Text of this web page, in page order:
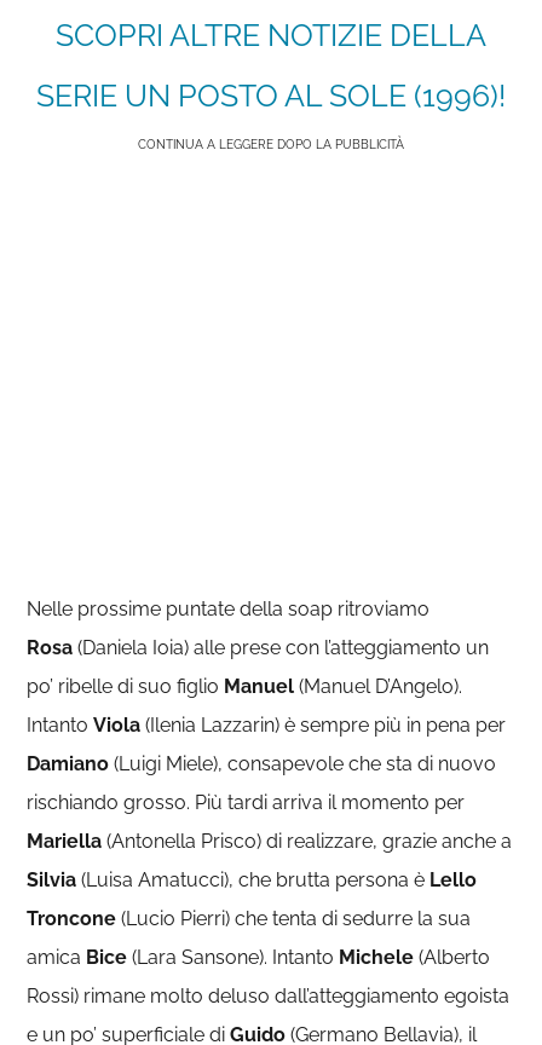
SCOPRI ALTRE NOTIZIE DELLA
SERIE UN POSTO AL SOLE (1996)!
CONTINUA A LEGGERE DOPO LA PUBBLICITÀ
Nelle prossime puntate della soap ritroviamo
Rosa(Daniela Ioia) alle prese con l’atteggiamento un
po’ ribelle di suo figlio Manuel (Manuel D’Angelo).
IntantoViola(Ilenia Lazzarin) è sempre più in pena per
Damiano (Luigi Miele), consapevole che sta di nuovo
rischiando grosso. Più tardi arriva il momento per
Mariella(Antonella Prisco) di realizzare, grazie anche a
Silvia(Luisa Amatucci), che brutta persona è Lello
Troncone(Lucio Pierri) che tenta di sedurre la sua
amica Bice(Lara Sansone). Intanto Michele(Alberto
Rossi) rimane molto deluso dall’atteggiamento egoista
e un po’ superficiale diGuido(Germano Bellavia), il